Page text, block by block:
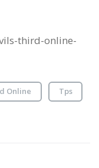
third-online-
Online Tps